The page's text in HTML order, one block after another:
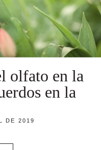
olfato en la
en la
DE 2019